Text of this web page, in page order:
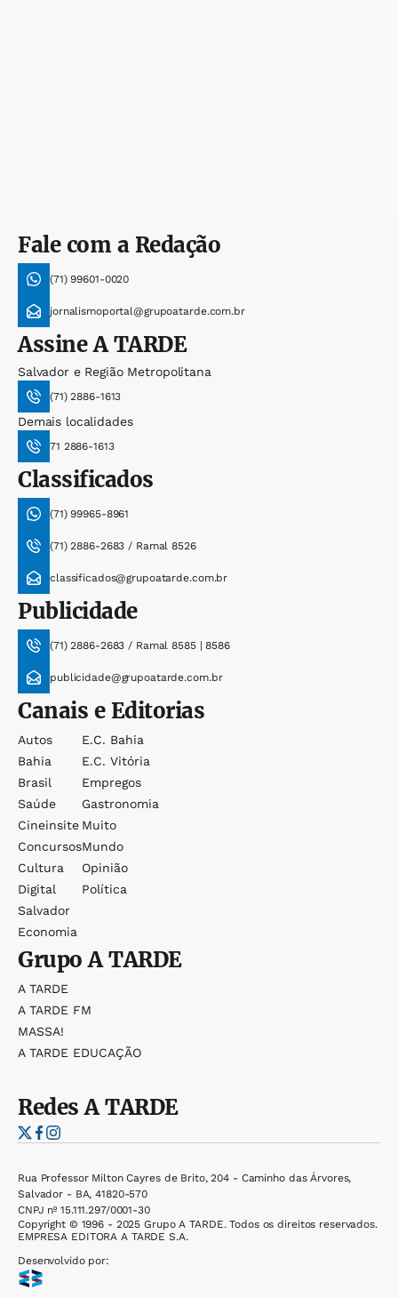
Fale com a Redação
(71) 99601-0020
jornalismoportal@grupoatarde.com.br
AssineA TARDE
Salvador e Região Metropolitana
(71) 2886-1613
Demais localidades
71 2886-1613
Classificados
(71) 99965-8961
(71) 2886-2683 / Ramal 8526
classificados@grupoatarde.com.br
Publicidade
(71) 2886-2683 / Ramal 8585 | 8586
publicidade@grupoatarde.com.br
Canais e Editorias
Autos
Bahia
Brasil
Saúde
Cineinsite
Concursos
Cultura
Digital
Salvador
Economia
E.c. Bahia
E.c. Vitória
Empregos
Gastronomia
Muito
Mundo
Opinião
Política
GrupoA TARDE
A TARDE
A TARDE FM
MASSA!
A TARDE EDUCAÇÃO
RedesA TARDE
Rua Professor Milton Cayres de Brito, 204 - Caminho das Árvores,
Salvador - BA, 41820-570
CNPJ nº 15.111.297/0001-30
Copyright © 1996 - 2025 Grupo A TARDE. Todos os direitos reservados.
EMPRESA EDITORA A TARDE S.A.
Desenvolvido por: